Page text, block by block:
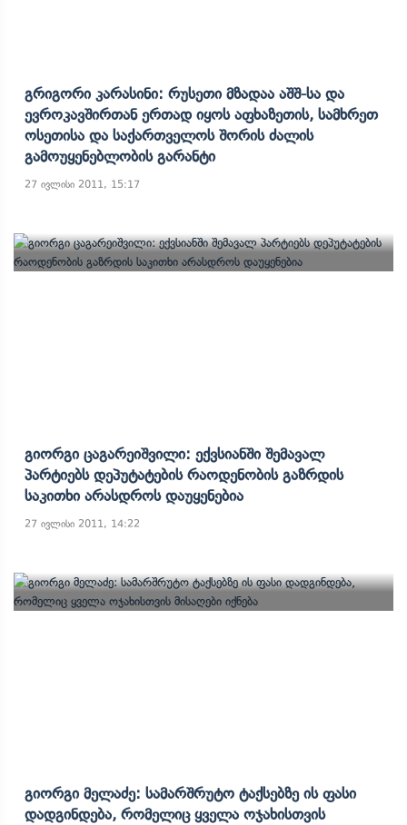
Გრიგორი Კარასინი: Რუსეთი Მზადაა Აშშ-Სა Და
Ევროკავშირთან Ერთად Იყოს Აფხაზეთის, Სამხრეთ
Ოსეთისა Და Საქართველოს Შორის Ძალის
Გამოუყენებლობის Გარანტი
27 ივლისი 2011, 15:17
Გიორგი Ცაგარეიშვილი: Ექვსიანში Შემავალ
Პარტიებს Დეპუტატების Რაოდენობის Გაზრდის
Საკითხი Არასდროს Დაუყენებია
27 ივლისი 2011, 14:22
Გიორგი Მელაძე: Სამარშრუტო Ტაქსებზე Ის Ფასი
Დადგინდება, Რომელიც Ყველა Ოჯახისთვის